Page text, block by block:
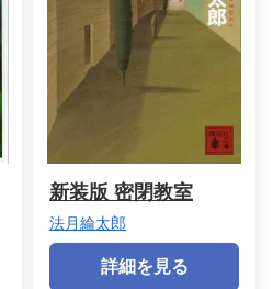
新装版 密閉教室
法月綸太郎
詳細を見る